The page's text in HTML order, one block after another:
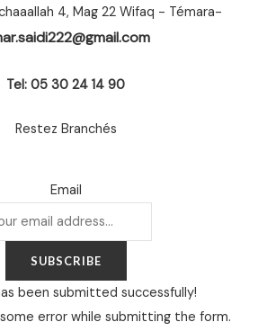
4, Mag 22 Wifaq - Témara-
Tel: 05 30 24 14 90
Restez Branchés
Email
SUBSCRIBE
been submitted successfully!
error while submitting the form.